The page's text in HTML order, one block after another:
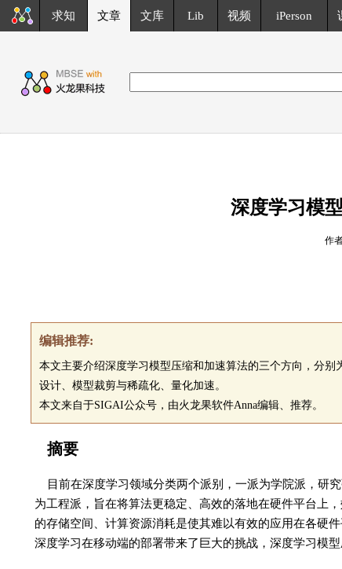
求知 文章 文库 Lib 视频 iPerson
深度学习模
作
编辑推荐:
本文主要介绍深度学习模型压缩和加速算法的三个方向，分别
设计、模型裁剪与稀疏化、量化加速。
本文来自于SIGAI公众号，由火龙果软件Anna编辑、推荐。
摘要
目前在深度学习领域分类两个派别，一派为学院派，研
为工程派，旨在将算法更稳定、高效的落地在硬件平台上
的存储空间、计算资源消耗是使其难以有效的应用在各硬
深度学习在移动端的部署带来了巨大的挑战，深度学习模